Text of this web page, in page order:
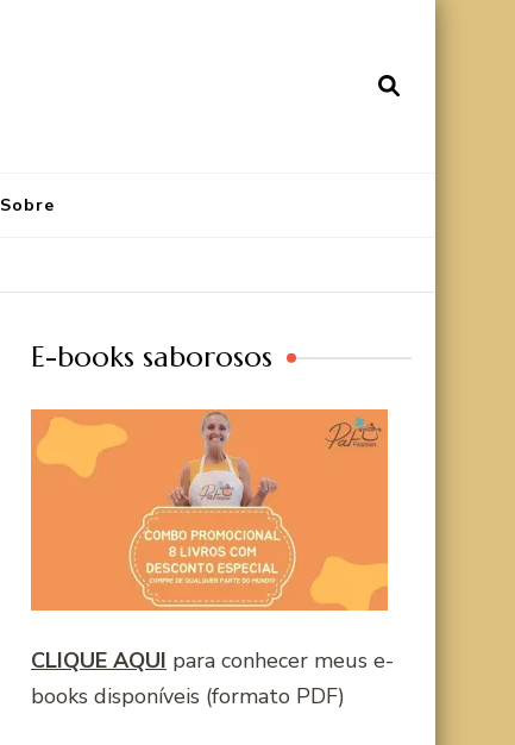
Sobre
E-books saborosos
CLIQUE AQUI para conhecer meus e-
books disponíveis (formato PDF)